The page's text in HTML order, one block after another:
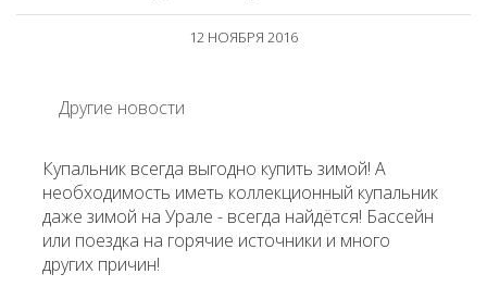
12 НОЯБРЯ 2016
Другие новости
Купальник всегда выгодно купить зимой! А
необходимость иметь коллекционный купальник
даже зимой на Урале - всегда найдётся! Бассейн
или поездка на горячие источники и много
других причин!